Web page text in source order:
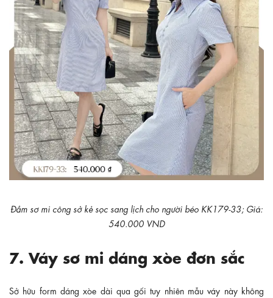
Đầm sơ mi công sở kẻ sọc sang lịch cho người béo KK179-33; Giá:
540.000 VND
7. Váy sơ mi dáng xòe đơn sắc
Sở hữu form dáng xòe dài qua gối tuy nhiên mẫu váy này không